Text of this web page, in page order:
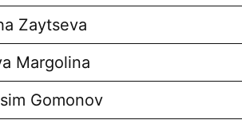
Zaytseva
Margolina
Gomonov